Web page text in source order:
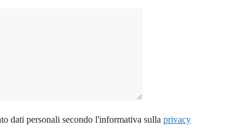
dati personali secondo l'informativa sulla privacy